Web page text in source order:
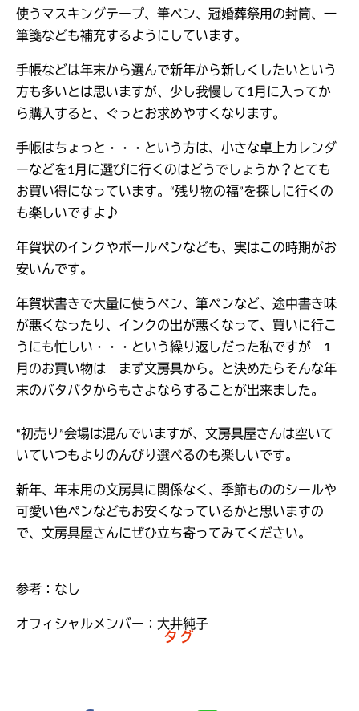
使うマスキングテープ、筆ペン、冠婚葬祭用の封筒、一
筆箋なども補充するようにしています。
手帳などは年末から選んで新年から新しくしたいという
方も多いとは思いますが、少し我慢して1月に入ってか
ら購入すると、ぐっとお求めやすくなります。
手帳はちょっと・・・という方は、小さな卓上カレンダ
ーなどを1月に選びに行くのはどうでしょうか？とても
お買い得になっています。“残り物の福”を探しに行くの
も楽しいですよ♪
年賀状のインクやボールペンなども、実はこの時期がお
安いんです。
年賀状書きで大量に使うペン、筆ペンなど、途中書き味
が悪くなったり、インクの出が悪くなって、買いに行こ
うにも忙しい・・・という繰り返しだった私ですが 1
月のお買い物は まず文房具から。と決めたらそんな年
末のバタバタからもさよならすることが出来ました。
“初売り”会場は混んでいますが、文房具屋さんは空いて
いていつもよりのんびり選べるのも楽しいです。
新年、年末用の文房具に関係なく、季節もののシールや
可愛い色ペンなどもお安くなっているかと思いますの
で、文房具屋さんにぜひ立ち寄ってみてください。
参考：なし
オフィシャルメンバー：大井純子
タグ